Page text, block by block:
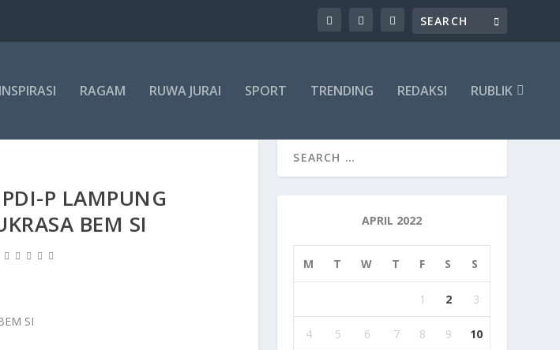
INSPIRASI RAGAM RUWA JURAI SPORT TRENDING REDAKSI RUBLIK
P LAMPUNG
BEM SI
APRIL 2022
M T W T F S S
1 2 3
4 5 6 7 8 9 10